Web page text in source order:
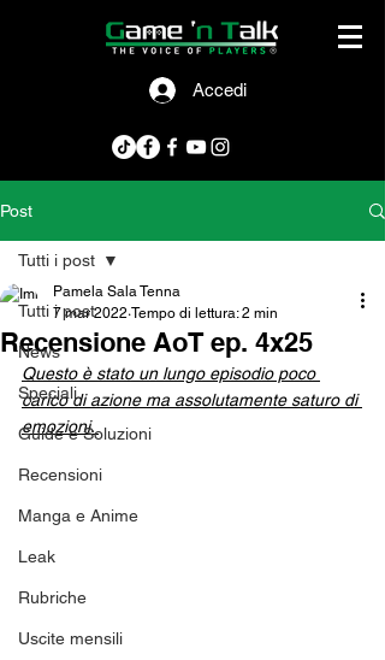
Accedi
Post
Tutti i post
News
Speciali
Guide e Soluzioni
Recensioni
Manga e Anime
Leak
Rubriche
Uscite mensili
Tutti i post
Recensione AoT ep. 4x25
Pamela Sala Tenna
7 mar 2022 Tempo di lettura: 2 min
Questo è stato un lungo episodio poco
carico di azione ma assolutamente saturo di
emozioni.